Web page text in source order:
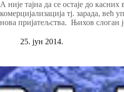
А није тајна да се остаје до
комерцијализација тј. зарада,
нова пријатељства. Њихов
25. јун 2014.